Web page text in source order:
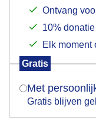
Ontvang
10%
Elk moment
Gratis
Met
Gratis blijven
Indien je hier
verschijnt er zo
Is